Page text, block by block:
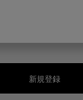
新規登録